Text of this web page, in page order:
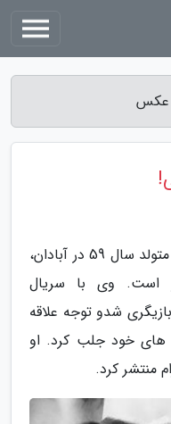
عکس
به گزارش مجله عکس، لیندا کیانی متولد سال 59 در آبادان،
است. وی با سریال
شدو توجه علاقه
های خود جلب کرد. او
منتشر کرد.